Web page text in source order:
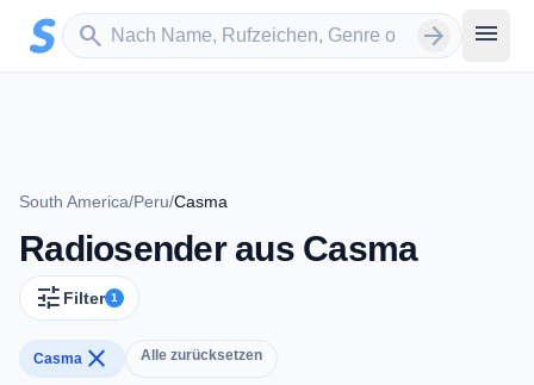
Zum Hauptinhalt springen
search
Sender suchen arrow_forward menu
South America/Peru/Casma
Radiosender aus Casma
tune Filter 1
Casma close Alle zurücksetzen